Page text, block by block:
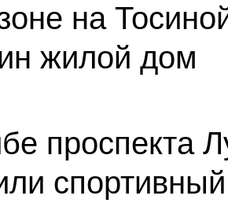
на
жилой дом
проспекта